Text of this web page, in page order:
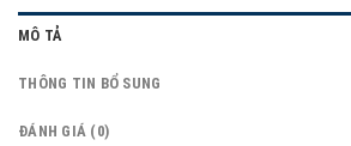
MÔ TẢ
THÔNG TIN BỔ SUNG
ĐÁNH GIÁ (0)